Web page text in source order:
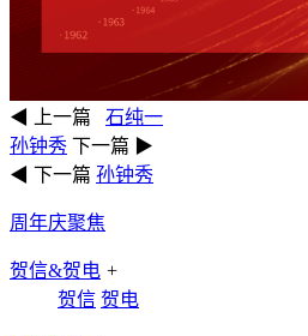
◀ 上一篇
石纯一
孙钟秀 下一篇 ▶
◀ 下一篇 孙钟秀
周年庆聚焦
贺信&贺电 +
贺信 贺电